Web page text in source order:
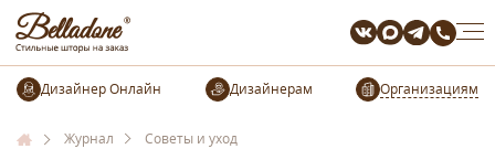
Организациям
Журнал Советы и уход